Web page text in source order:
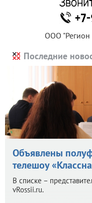
ООО
Последние
Объявлены
телешоу
В списке –
vRossii.ru.